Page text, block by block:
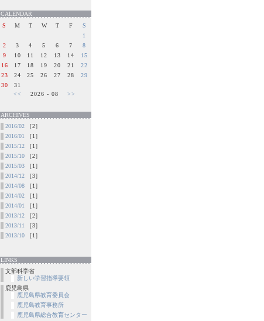
CALENDAR
S
M T W T F
S
1
2
3 4 5 6 7
8
9
10 11 12 13 14
15
16
17 18 19 20 21
22
23
24 25 26 27 28
29
30
31
<<
2026 - 08 >>
ARCHIVES
2016/02 ［2］
2016/01
［1］
2015/12 ［1］
2015/10 ［2］
2015/03 ［1］
2014/12 ［3］
2014/08 ［1］
2014/02 ［1］
2014/01
［1］
2013/12 ［2］
2013/11
［3］
2013/10 ［1］
LINKS
文部科学省
新しい学習指導要領
鹿児島県
鹿児島県教育委員会
鹿児島教育事務所
鹿児島県総合教育センター